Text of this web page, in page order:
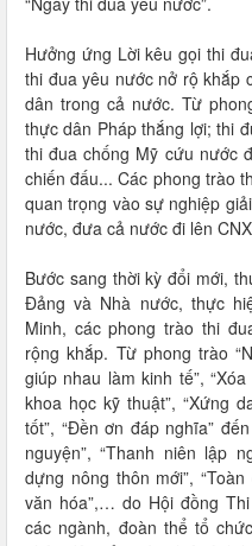
Hưởng ứng Lời kêu gọi thi
thi đua yêu nước nở rộ khắp
dân trong cả nước. Từ
thực dân Pháp thắng lợi; thi
thi đua chống Mỹ cứu nước
chiến đấu... Các phong trào
quan trọng vào sự nghiệp
nước, đưa cả nước đi lên
Bước sang thời kỳ đổi mới,
Đảng và Nhà nước, thực
Minh, các phong trào thi
rộng khắp. Từ phong trào
giúp nhau làm kinh tế”,
khoa học kỹ thuật”, “Xứng
tốt”, “Đền ơn đáp nghĩa”
nguyện”, “Thanh niên lập
dựng nông thôn mới”,
văn hóa”,… do Hội đồng
các ngành, đoàn thể tổ